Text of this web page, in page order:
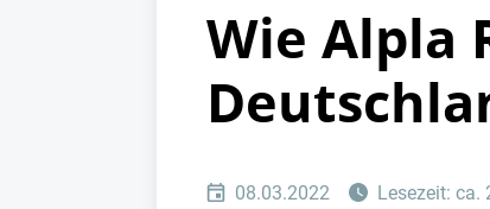
Wie Alpla
08.03.2022 Lesezeit: ca.